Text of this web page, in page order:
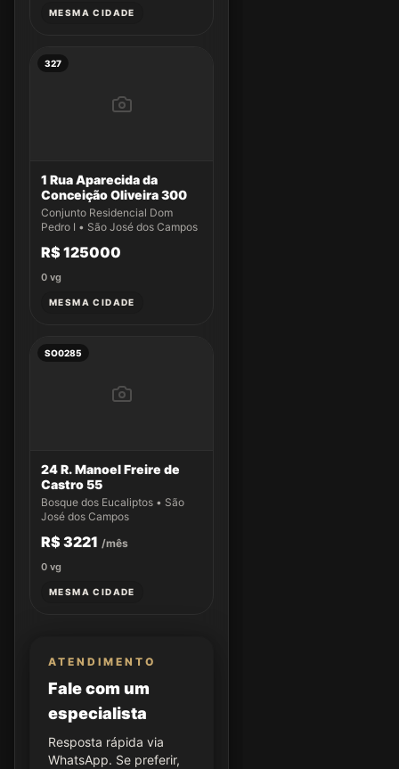
MESMA CIDADE
327
1 Rua Aparecida da
Conceição Oliveira 300
Conjunto Residencial Dom
Pedro I • São José dos Campos
R$ 125000
0 vg
MESMA CIDADE
SO0285
24 R. Manoel Freire de
Castro 55
Bosque dos Eucaliptos • São
José dos Campos
R$ 3221 /mês
0 vg
MESMA CIDADE
ATENDIMENTO
Fale com um
especialista
Resposta rápida via
WhatsApp. Se preferir,